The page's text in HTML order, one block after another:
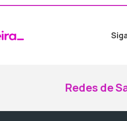
Redes de